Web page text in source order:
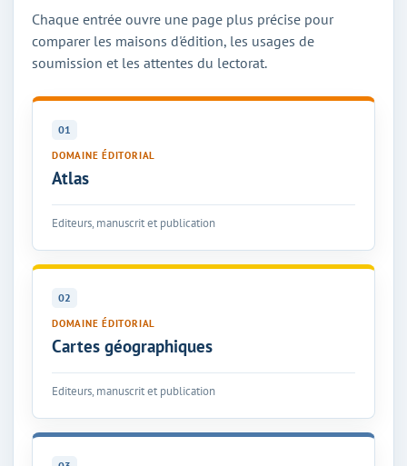
Chaque entrée ouvre une page plus précise pour
comparer les maisons d'édition, les usages de
soumission et les attentes du lectorat.
01
DOMAINE ÉDITORIAL
Atlas
Editeurs, manuscrit et publication
02
DOMAINE ÉDITORIAL
Cartes géographiques
Editeurs, manuscrit et publication